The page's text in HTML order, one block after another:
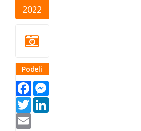
2022
Podeli
Facebook
Twitter